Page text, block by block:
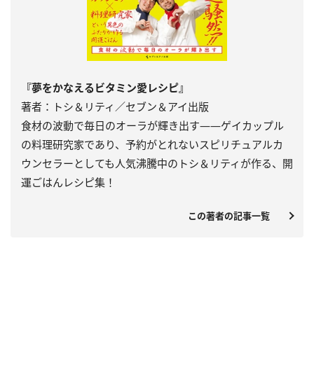
『夢をかなえるビタミン愛レシピ』
著者：トシ＆リティ／セブン＆アイ出版
食材の波動で毎日のオーラが輝き出す――ゲイカップル
の料理研究家であり、予約がとれないスピリチュアルカ
ウンセラーとしても人気沸騰中のトシ＆リティが作る、開
運ごはんレシピ集！
この著者の記事一覧